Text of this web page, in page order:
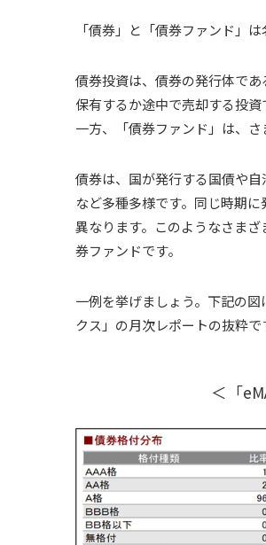
「債券」と「債券ファンド」
債券投資は、債券の発行体で
保有するか途中で売却する投資
一方、「債券ファンド」は、
債券は、国が発行する国債や
など多種多様です。同じ時期
異なります。このようなさま
券ファンドです。
一例を挙げましょう。下記の
クス」の月次レポートの抜粋で
＜「